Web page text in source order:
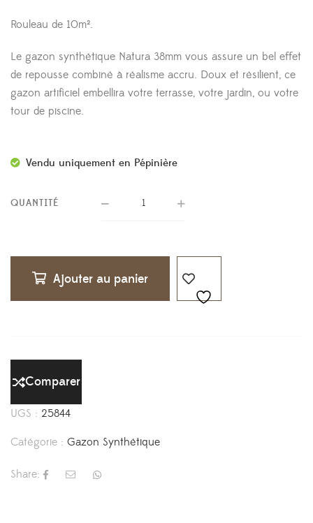
Rouleau de 10m².
Le gazon synthétique Natura 38mm vous assure un bel effet
de repousse combiné à réalisme accru. Doux et résilient, ce
gazon artificiel embellira votre terrasse, votre jardin, ou votre
tour de piscine.
Vendu uniquement en Pépinière
QUANTITÉ
Ajouter au panier
Comparer
UGS : 25844
Catégorie : Gazon Synthétique
Share: